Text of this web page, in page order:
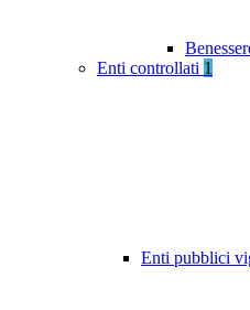
Enti controllati 1
Enti pubblici